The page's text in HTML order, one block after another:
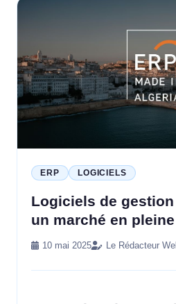
ERP LOGICIELS
Logiciels de
un marché en
10 mai 2025 Le Rédacteur